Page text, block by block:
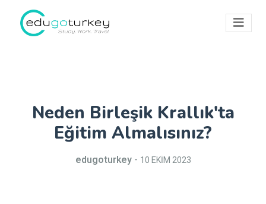
Neden Birleşik Krallık'ta
Eğitim Almalısınız?
edugoturkey- 10 EKİM 2023